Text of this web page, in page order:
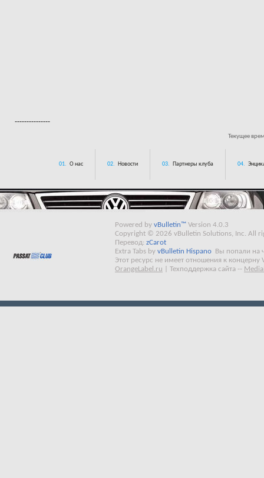
---------------
Текущее
01. О нас 02. Новости 03. Партнеры клуба 04.
Powered by vBulletin™ Version 4.0.3
Copyright © 2026 vBulletin Solutions, Inc. All
Перевод: zCarot
Extra Tabs by vBulletin Hispano
Вы попали на
Этот ресурс не имеет отношения к концерну
OrangeLabel.ru
Техподдержка сайта --